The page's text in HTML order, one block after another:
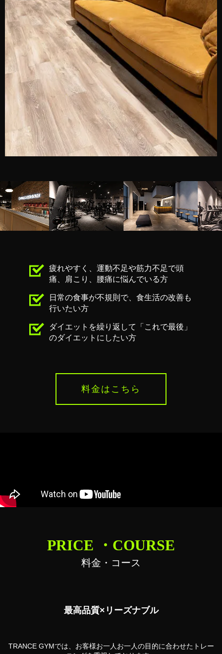
疲れやすく、運動不⾜や筋⼒不⾜で頭
痛、肩こり、腰痛に悩んでいる⽅
⽇常の⾷事が不規則で、⾷⽣活の改善も
⾏いたい⽅
ダイエットを繰り返して「これで最後」
のダイエットにしたい⽅
料金はこちら
PRICE ・COURSE
料金・コース
最⾼品質×リーズナブル
TRANCE GYMでは、お客様お⼀⼈お⼀⼈の⽬的に合わせたトレー